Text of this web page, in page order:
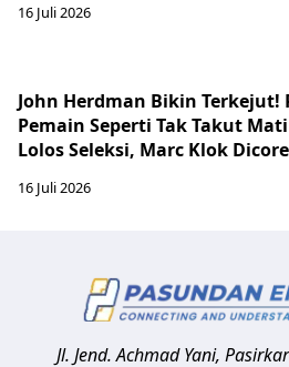
16 Juli 2026
John Herdman Bikin Terkejut!
Pemain Seperti Tak Takut
Lolos Seleksi, Marc Klok
16 Juli 2026
Jl. Jend. Achmad Yani,